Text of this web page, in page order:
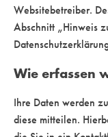
Websitebetreiber.
Abschnitt „Hinweis
Wie erfassen
Ihre Daten werden
diese mitteilen.